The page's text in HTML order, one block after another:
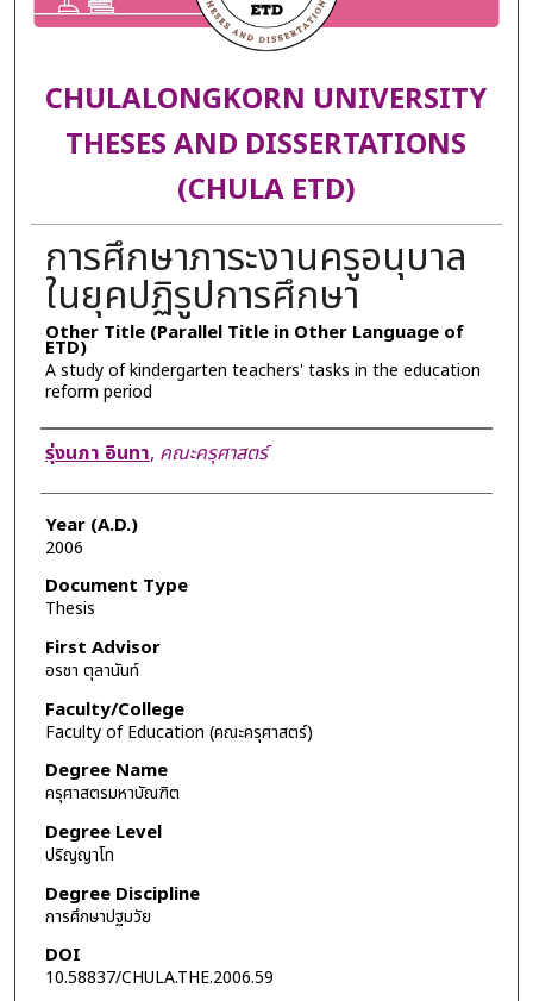
CHULALONGKORN UNIVERSITY
THESES AND DISSERTATIONS
(CHULA ETD)
การศึกษาภาระงานครูอนุบาล
ในยุคปฏิรูปการศึกษา
Other Title (Parallel Title in Other Language of
ETD)
A study of kindergarten teachers' tasks in the education
reform period
Author
รุ่งนภา อินทา, คณะครุศาสตร์
Year (A.D.)
2006
Document Type
Thesis
First Advisor
อรชา ตุลานันท์
Faculty/College
Faculty of Education (คณะครุศาสตร์)
Degree Name
ครุศาสตรมหาบัณฑิต
Degree Level
ปริญญาโท
Degree Discipline
การศึกษาปฐมวัย
DOI
10.58837/CHULA.THE.2006.59